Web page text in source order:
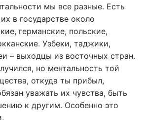
мы все разные. Есть
в государстве около
германские, польские,
Узбеки, таджики,
– выходцы из восточных стран.
но ментальность той
откуда ты прибыл,
уважать их чувства, быть
к другим. Особенно это